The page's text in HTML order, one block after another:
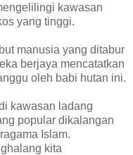
kawasan
yang tinggi.
manusia yang ditabur
berjaya mencatatkan
oleh babi hutan ini.
kawasan ladang
popular dikalangan
Islam.
kita